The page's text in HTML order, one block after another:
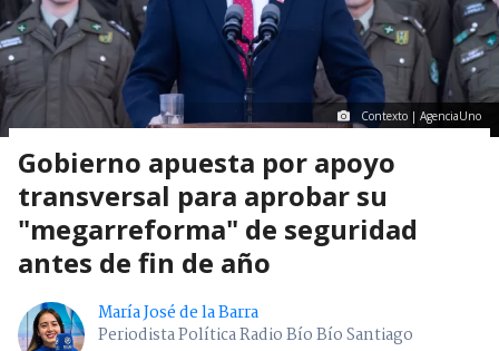
Contexto | AgenciaUno
Gobierno apuesta por apoyo
transversal para aprobar su
"megarreforma" de seguridad
antes de fin de año
María José de la Barra
Periodista Política Radio Bío Bío Santiago